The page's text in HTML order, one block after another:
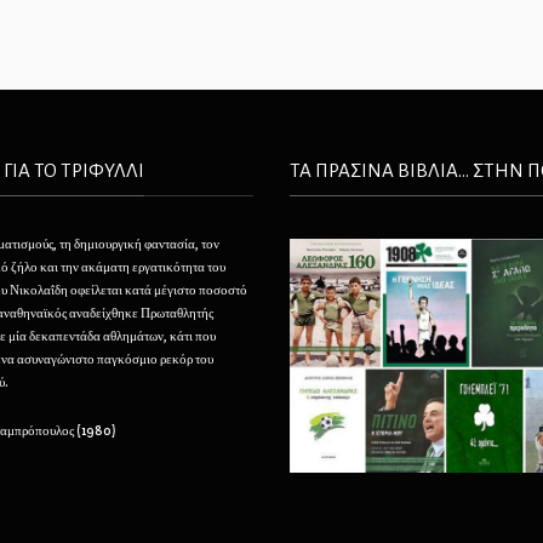
ΤΟ ΤΡΙΦΥΛΛΙ
τη δημιουργική φαντασία, τον
ζήλο και την ακάματη εργατικότητα του
Νικολαΐδη οφείλεται κατά μέγιστο ποσοστό
αναδείχθηκε Πρωταθλητής
μία δεκαπεντάδα αθλημάτων, κάτι που
ασυναγώνιστο παγκόσμιο ρεκόρ του
(1980)
Θέλουμε να φτιάξουμε τον Παναθηναϊκό μας σαν ένα
τεράστιο, αφάνταστο φάρο που να φαίνεται από τα
πέρατα της ελληνικής οικουμένης και που να
με την αίγλη του και να καθοδηγεί την νεότητα εις τους
μεγάλους κόλπους του.
– Μιχάλης Παπάζογλου (1929)
ΤΑ ΠΡΑΣΙΝΑ ΒΙΒΛΙΑ... ΣΤΗΝ